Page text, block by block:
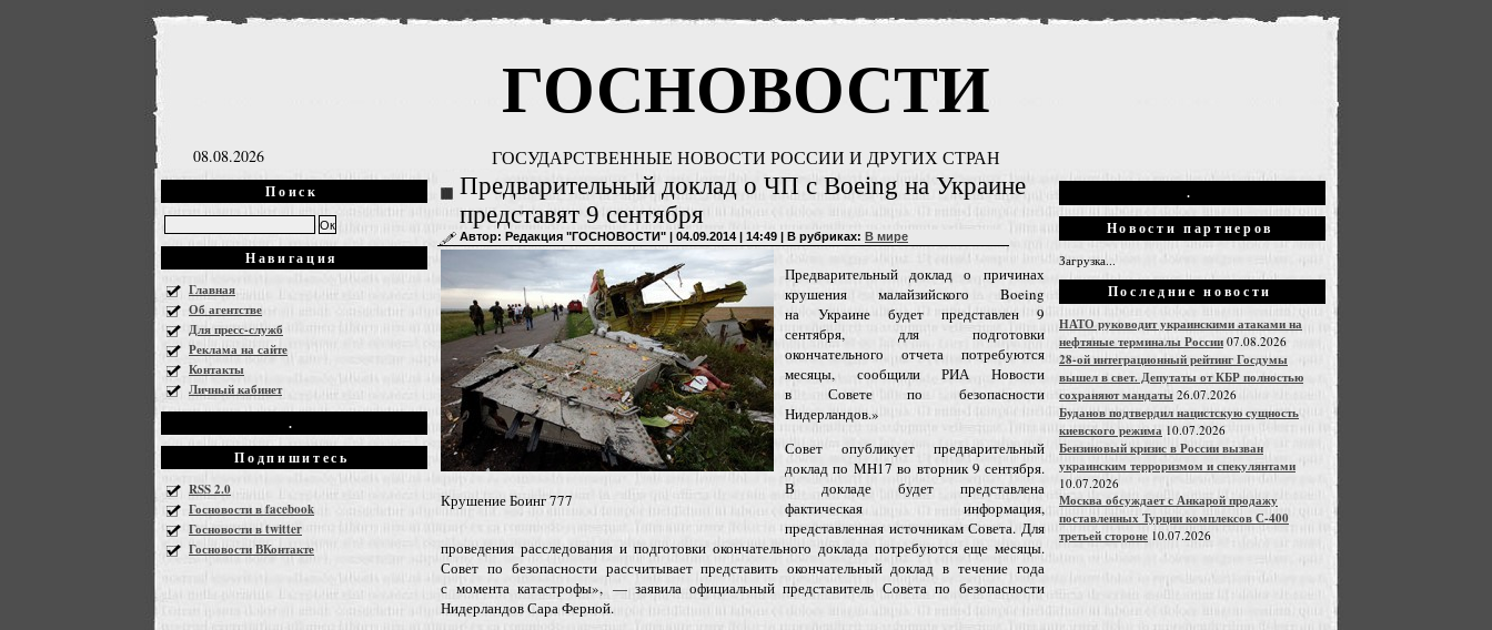
ГОСНОВОСТИ
08.08.2026 ГОСУДАРСТВЕННЫЕ НОВОСТИ РОССИИ И ДРУГИХ СТРАН
Поиск
Навигация
Главная
Об агентстве
Для пресс-служб
Реклама на сайте
Контакты
Личный кабинет
.
Подпишитесь
RSS 2.0
Госновости в facebook
Госновости в twitter
Госновости ВКонтакте
Предварительный доклад о ЧП с Boeing на Украине
представят 9 сентября
Автор: Редакция "ГОСНОВОСТИ" | 04.09.2014 | 14:49 | В рубриках: В мире
Крушение Боинг 777
Предварительный доклад о причинах
крушения малайзийского Boeing
на Украине будет представлен 9
сентября, для подготовки
окончательного отчета потребуются
месяцы, сообщили РИА Новости
в Совете по безопасности
Нидерландов.»
Совет опубликует предварительный
доклад по MH17 во вторник 9 сентября.
В докладе будет представлена
фактическая информация,
представленная источникам Совета. Для
проведения расследования и подготовки окончательного доклада потребуются еще месяцы.
Совет по безопасности рассчитывает представить окончательный доклад в течение года
с момента катастрофы», — заявила официальный представитель Совета по безопасности
Нидерландов Сара Ферной.
.
Новости партнеров
Загрузка...
Последние новости
НАТО руководит украинскими атаками на
нефтяные терминалы России 07.08.2026
28-ой интеграционный рейтинг Госдумы
вышел в свет. Депутаты от КБР полностью
сохраняют мандаты 26.07.2026
Буданов подтвердил нацистскую сущность
киевского режима 10.07.2026
Бензиновый кризис в России вызван
украинским терроризмом и спекулянтами
10.07.2026
Москва обсуждает с Анкарой продажу
поставленных Турции комплексов С-400
третьей стороне 10.07.2026